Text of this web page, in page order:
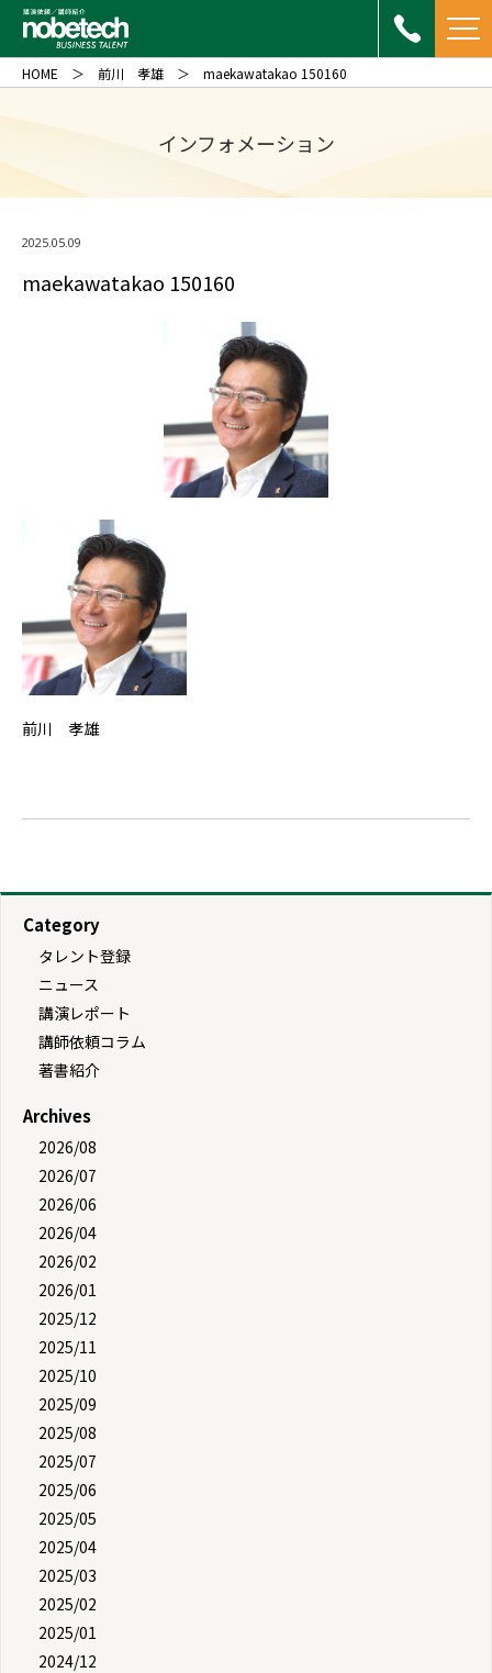
インフォメーション
HOME 前川 孝雄 maekawatakao 150160
2025.05.09
maekawatakao 150160
前川 孝雄
Category
タレント登録
ニュース
講演レポート
講師依頼コラム
著書紹介
Archives
2026/08
2026/07
2026/06
2026/04
2026/02
2026/01
2025/12
2025/11
2025/10
2025/09
2025/08
2025/07
2025/06
2025/05
2025/04
2025/03
2025/02
2025/01
2024/12